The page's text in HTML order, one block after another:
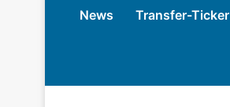
News Transfer-Ticker